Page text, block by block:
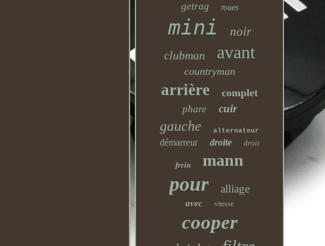
getrag roues
mini noir
clubman avant
countryman
arrière complet
phare cuir
gauche alternateur
démarreur droite droit
frein mann
pour alliage
avec vitesse
cooper